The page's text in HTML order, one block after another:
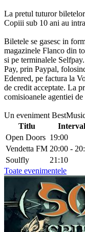
La pretul tuturor
Copiii sub 10 ani au
Biletele se gasesc in
magazinele Flanco din
si pe terminalele
Pay, prin Paypal,
Edenred, pe factura la
de credit acceptate. La
comisioanele agentiei
Un eveniment
Titlu
Interval
Open Doors 19:00
Vendetta FM 20:00 -
Soulfly
21:10
Toate evenimentele